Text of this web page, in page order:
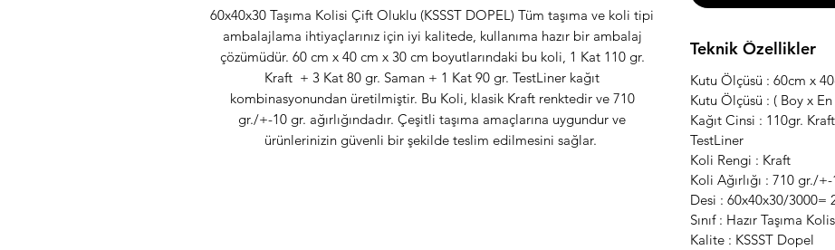
60x40x30 Taşıma Kolisi Çift Oluklu (KSSST DOPEL) Tüm taşıma ve koli tipi
ambalajlama ihtiyaçlarınız için iyi kalitede, kullanıma hazır bir ambalaj
çözümüdür. 60 cm x 40 cm x 30 cm boyutlarındaki bu koli, 1 Kat 110 gr.
Kraft + 3 Kat 80 gr. Saman + 1 Kat 90 gr. TestLiner kağıt
kombinasyonundan üretilmiştir. Bu Koli, klasik Kraft renktedir ve 710
gr./+-10 gr. ağırlığındadır. Çeşitli taşıma amaçlarına uygundur ve
ürünlerinizin güvenli bir şekilde teslim edilmesini sağlar.
Teknik Özellikler
Kutu Ölçüsü : 60cm x
Kutu Ölçüsü : ( Boy x En
Kağıt Cinsi : 110gr.
TestLiner
Koli Rengi : Kraft
Koli Ağırlığı : 710 gr./
Desi : 60x40x30/3000=
Sınıf : Hazır Taşıma
Kalite : KSSST Dopel